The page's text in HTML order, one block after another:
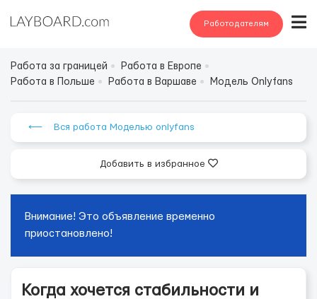
Работодателям
Работа за границей
Работа в Европе
Работа в Польше
Работа в Варшаве Модель Onlyfans
⟵ Вся работа Моделью onlyfans
Добавить в избранное
Внимание! Это объявление временно
приостановлено!
Когда хочется стабильности и